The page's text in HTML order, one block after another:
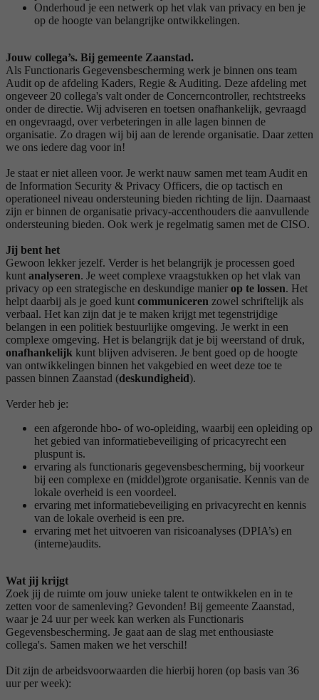
Onderhoud je een netwerk op het vlak van privacy en ben je
op de hoogte van belangrijke ontwikkelingen.
Jouw collega’s. Bij gemeente Zaanstad.
Als Functionaris Gegevensbescherming werk je binnen ons team
Audit op de afdeling Kaders, Regie & Auditing. Deze afdeling met
ongeveer 20 collega's valt onder de Concerncontroller, rechtstreeks
onder de directie. Wij adviseren en toetsen onafhankelijk, gevraagd
en ongevraagd, over verbeteringen in alle lagen binnen de
organisatie. Zo dragen wij bij aan de lerende organisatie. Daar zetten
we ons iedere dag voor in!
Je staat er niet alleen voor. Je werkt nauw samen met team Audit en
de Information Security & Privacy Officers, die op tactisch en
operationeel niveau ondersteuning bieden richting de lijn. Daarnaast
zijn er binnen de organisatie privacy-accenthouders die aanvullende
ondersteuning bieden. Ook werk je regelmatig samen met de CISO.
Jij bent het
Gewoon lekker jezelf. Verder is het belangrijk je processen goed
kunt analyseren. Je weet complexe vraagstukken op het vlak van
privacy op een strategische en deskundige manier op te lossen. Het
helpt daarbij als je goed kunt communiceren zowel schriftelijk als
verbaal. Het kan zijn dat je te maken krijgt met tegenstrijdige
belangen in een politiek bestuurlijke omgeving. Je werkt in een
complexe omgeving. Het is belangrijk dat je bij weerstand of druk,
onafhankelijk kunt blijven adviseren. Je bent goed op de hoogte
van ontwikkelingen binnen het vakgebied en weet deze toe te
passen binnen Zaanstad (deskundigheid).
Verder heb je:
een afgeronde hbo- of wo-opleiding, waarbij een opleiding op
het gebied van informatiebeveiliging of pricacyrecht een
pluspunt is.
ervaring als functionaris gegevensbescherming, bij voorkeur
bij een complexe en (middel)grote organisatie. Kennis van de
lokale overheid is een voordeel.
ervaring met informatiebeveiliging en privacyrecht en kennis
van de lokale overheid is een pre.
ervaring met het uitvoeren van risicoanalyses (DPIA’s) en
(interne)audits.
Wat jij krijgt
Zoek jij de ruimte om jouw unieke talent te ontwikkelen en in te
zetten voor de samenleving? Gevonden! Bij gemeente Zaanstad,
waar je 24 uur per week kan werken als Functionaris
Gegevensbescherming. Je gaat aan de slag met enthousiaste
collega's. Samen maken we het verschil!
Dit zijn de arbeidsvoorwaarden die hierbij horen (op basis van 36
uur per week):